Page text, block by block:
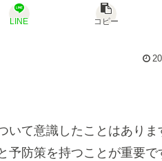
LINE コピー
いて意識したことはありま
防策を持つことが重要で